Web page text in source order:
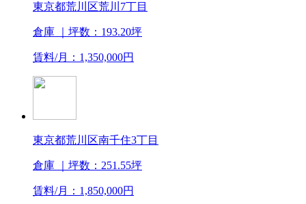
東京都荒川区荒川7丁目
倉庫 ｜坪数：193.20坪
賃料/月：1,350,000円
東京都荒川区南千住3丁目
倉庫 ｜坪数：251.55坪
賃料/月：1,850,000円